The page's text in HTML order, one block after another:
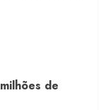
digital na